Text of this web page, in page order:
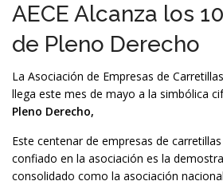
AECE Alcanza los
de Pleno Derecho
La Asociación de Empresas de
llega este mes de mayo a la simbólica
Pleno Derecho,
Este centenar de empresas de
confiado en la asociación es la
consolidado como la asociación